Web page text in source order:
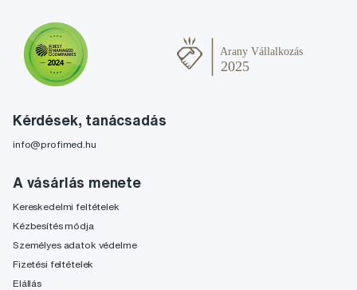
Kérdések, tanácsadás
info@profimed.hu
A vásárlás menete
Kereskedelmi feltételek
Kézbesítés módja
Személyes adatok védelme
Fizetési feltételek
Elállás